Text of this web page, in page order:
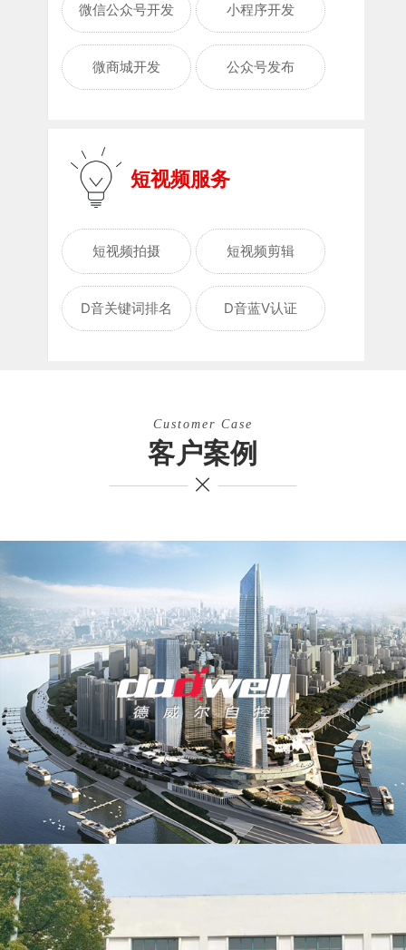
微信公众号开发 小程序开发
微商城开发 公众号发布
短视频服务
短视频拍摄 短视频剪辑
D音关键词排名 D音蓝V认证
Customer Case
客户案例